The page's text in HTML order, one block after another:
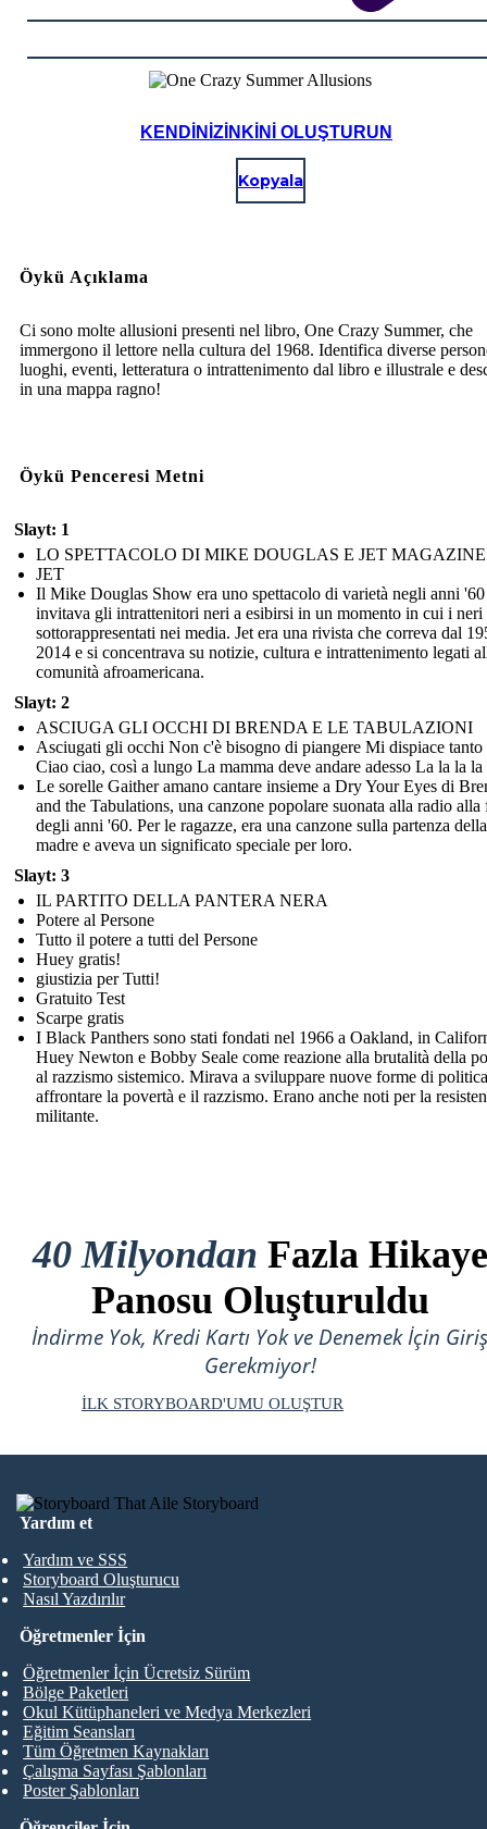
KENDINIZINKINI OLUŞTURUN
Kopyala
Öykü Açıklama
Ci sono molte allusioni presenti nel libro, One Crazy Summer, che
immergono il lettore nella cultura del 1968. Identifica diverse
luoghi, eventi, letteratura o intrattenimento dal libro e illustrale e
in una mappa ragno!
Öykü Penceresi Metni
Slayt: 1
LO SPETTACOLO DI MIKE DOUGLAS E JET MAGAZINE
JET
Il Mike Douglas Show era uno spettacolo di varietà negli anni '60
invitava gli intrattenitori neri a esibirsi in un momento in cui i neri
sottorappresentati nei media. Jet era una rivista che correva dal
2014 e si concentrava su notizie, cultura e intrattenimento legati
comunità afroamericana.
Slayt: 2
ASCIUGA GLI OCCHI DI BRENDA E LE TABULAZIONI
Asciugati gli occhi Non c'è bisogno di piangere Mi dispiace tanto
Ciao ciao, così a lungo La mamma deve andare adesso La la la la
Le sorelle Gaither amano cantare insieme a Dry Your Eyes di
and the Tabulations, una canzone popolare suonata alla radio alla
degli anni '60. Per le ragazze, era una canzone sulla partenza della
madre e aveva un significato speciale per loro.
Slayt: 3
IL PARTITO DELLA PANTERA NERA
Potere al Persone
Tutto il potere a tutti del Persone
Huey gratis!
giustizia per Tutti!
Gratuito Test
Scarpe gratis
I Black Panthers sono stati fondati nel 1966 a Oakland, in
Huey Newton e Bobby Seale come reazione alla brutalità della
al razzismo sistemico. Mirava a sviluppare nuove forme di
affrontare la povertà e il razzismo. Erano anche noti per la
militante.
40 Milyondan Fazla Hikaye
Panosu Oluşturuldu
İndirme Yok, Kredi Kartı Yok ve Denemek İçin Giriş
Gerekmiyor!
İLK STORYBOARD'UMU OLUŞTUR
Yardım et
Yardım ve SSS
Storyboard Oluşturucu
Nasıl Yazdırılır
Öğretmenler İçin
Öğretmenler İçin Ücretsiz Sürüm
Bölge Paketleri
Okul Kütüphaneleri ve Medya Merkezleri
Eğitim Seansları
Tüm Öğretmen Kaynakları
Çalışma Sayfası Şablonları
Poster Şablonları